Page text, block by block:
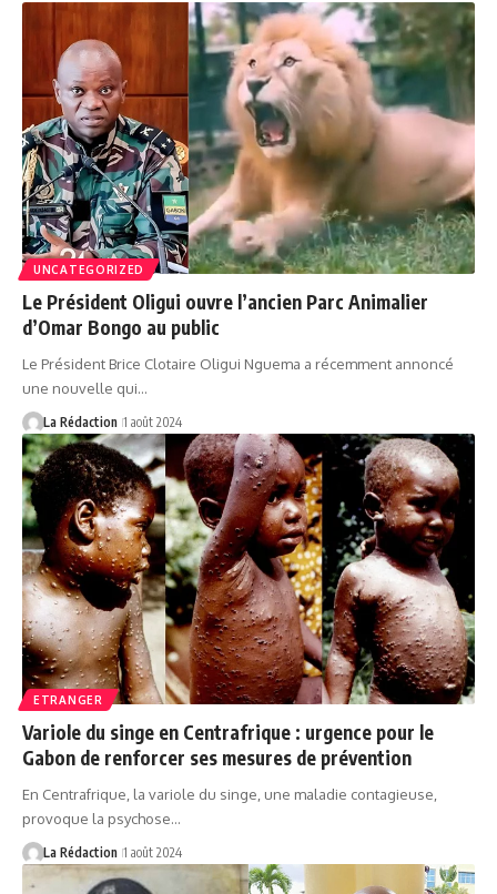
UNCATEGORIZED
Le Président Oligui ouvre l’ancien Parc Animalier
d’Omar Bongo au public
Le Président Brice Clotaire Oligui Nguema a récemment annoncé
une nouvelle qui…
La Rédaction 1 août 2024
ETRANGER
Variole du singe en Centrafrique : urgence pour le
Gabon de renforcer ses mesures de prévention
En Centrafrique, la variole du singe, une maladie contagieuse,
provoque la psychose…
La Rédaction 1 août 2024